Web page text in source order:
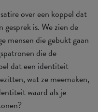
over een koppel dat
gesprek is. We zien de
mensen die gebukt gaan
die de
dat een identiteit
wat ze meemaken,
waard als je